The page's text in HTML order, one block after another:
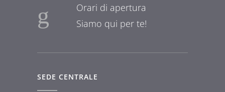
Orari di apertura
Siamo qui per te!
SEDE CENTRALE